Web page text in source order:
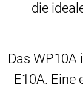
die
Das
E10A. Eine